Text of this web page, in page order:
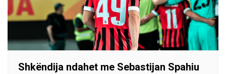
Shkëndija ndahet me Sebastijan Spahiu